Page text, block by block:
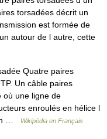
torsadées décrit un
est formée de
autour de l autre, cette
Quatre paires
Un câble paires
où une ligne de
enroulés en hélice l
…
Wikipédia en Français